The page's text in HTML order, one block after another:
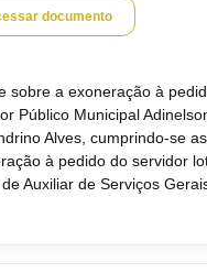
documento
sobre a exoneração à
Público Municipal
Alves, cumprindo-se
à pedido do servidor
Auxiliar de Serviços